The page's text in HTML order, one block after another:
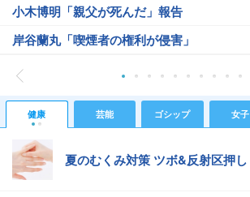
小木博明「親父が死んだ」報告
岸谷蘭丸「喫煙者の権利が侵害」
健康 芸能 ゴシップ 女子
夏のむくみ対策 ツボ&反射区押し